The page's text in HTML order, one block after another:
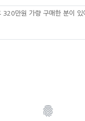
320만원 가량 구매한 분이 있